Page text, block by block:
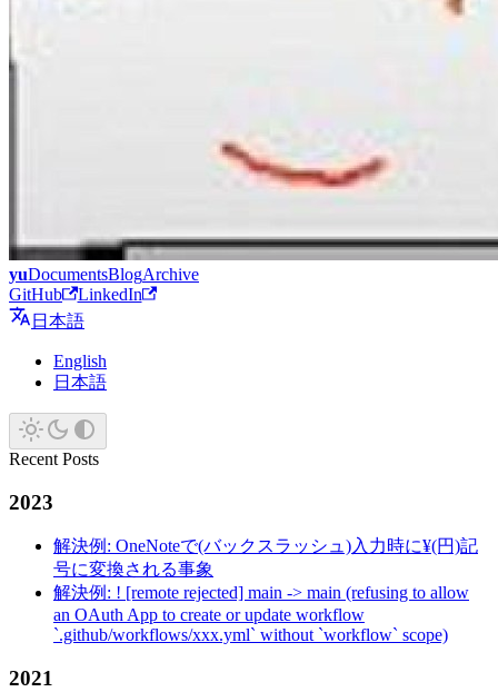
yuDocumentsBlogArchive
GitHub
LinkedIn
日本語
English
日本語
Recent Posts
2023
解決例: OneNoteで(バックスラッシュ)入力時に¥(円)記
号に変換される事象
解決例: ! [remote rejected] main -> main (refusing to allow
an OAuth App to create or update workflow
`.github/workflows/xxx.yml` without `workflow` scope)
2021